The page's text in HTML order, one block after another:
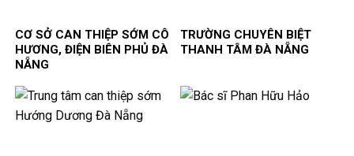
CƠ SỞ CAN THIỆP SỚM CÔ
HƯƠNG, ĐIỆN BIÊN PHỦ ĐÀ
NẴNG
TRƯỜNG CHUYÊN BIỆT
THANH TÂM ĐÀ NẴNG